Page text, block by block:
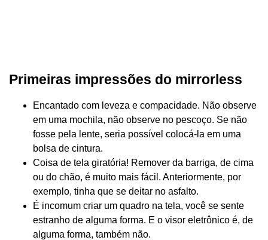
Primeiras impressões do mirrorless
Encantado com leveza e compacidade. Não observe
em uma mochila, não observe no pescoço. Se não
fosse pela lente, seria possível colocá-la em uma
bolsa de cintura.
Coisa de tela giratória! Remover da barriga, de cima
ou do chão, é muito mais fácil. Anteriormente, por
exemplo, tinha que se deitar no asfalto.
É incomum criar um quadro na tela, você se sente
estranho de alguma forma. E o visor eletrônico é, de
alguma forma, também não.